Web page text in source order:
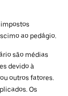
ao pedágio.
são médias
devido à
outros fatores.
Os